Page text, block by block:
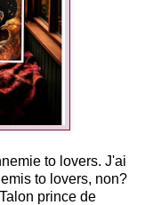
to lovers. J'ai
to lovers, non?
prince de